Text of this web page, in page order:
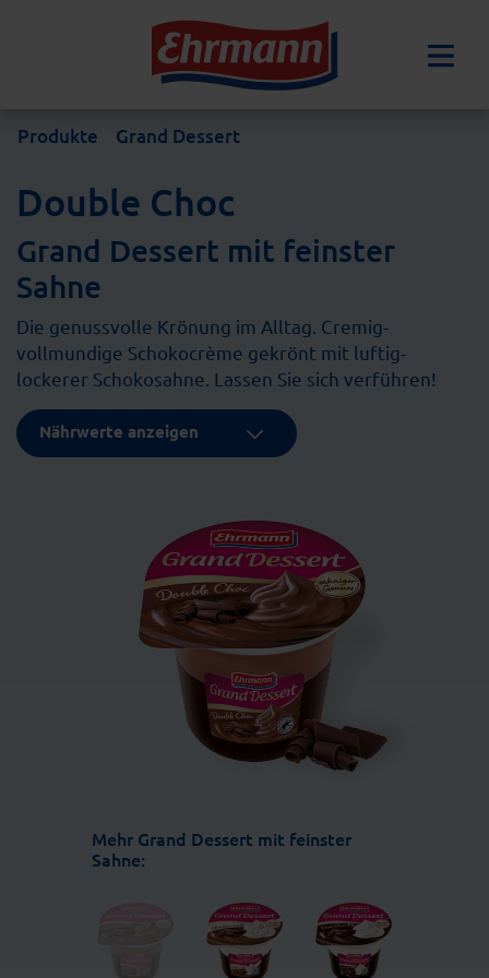
Produkte Grand Dessert
Double Choc
Grand Dessert mit feinster
Sahne
Die genussvolle Krönung im Alltag. Cremig-
vollmundige Schokocrème gekrönt mit luftig-
lockerer Schokosahne. Lassen Sie sich verführen!
Nährwerte anzeigen
Mehr Grand Dessert mit feinster
Sahne: